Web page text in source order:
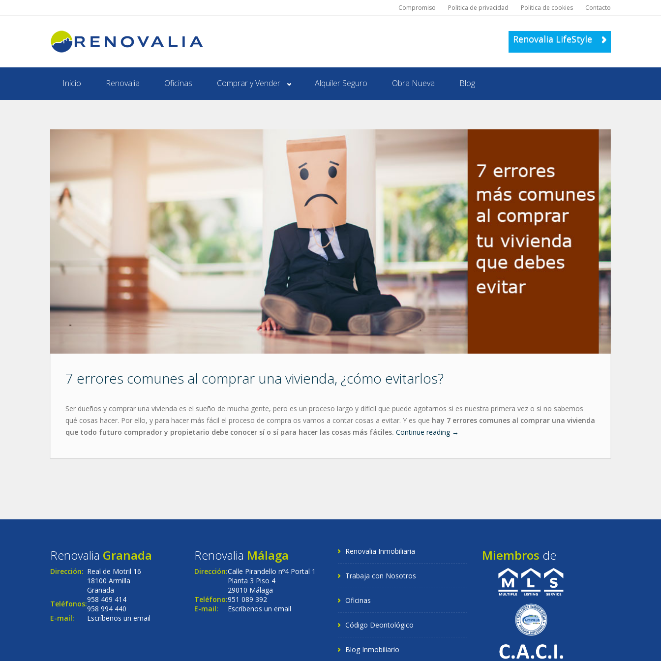
Compromiso Politica de privacidad Politica de cookies Contacto
Renovalia LifeStyle
Inicio Renovalia Oficinas Comprar y Vender Alquiler Seguro Obra Nueva Blog
7 errores comunes al comprar una vivienda, ¿cómo evitarlos?
Ser dueños y comprar una vivienda es el sueño de mucha gente, pero es un proceso largo y difícil que puede agotarnos si es nuestra primera vez o si no sabemos
qué cosas hacer. Por ello, y para hacer más fácil el proceso de compra os vamos a contar cosas a evitar. Y es que hay 7 errores comunes al comprar una vivienda
que todo futuro comprador y propietario debe conocer sí o sí para hacer las cosas más fáciles. Continue reading →
Renovalia Granada
Dirección: Real de Motril 16
18100 Armilla
Granada
Teléfonos:958 469 414
958 994 440
E-mail:
Escríbenos un email
Renovalia Málaga
Dirección:Calle Pirandello nº4 Portal 1
Planta 3 Piso 4
29010 Málaga
Teléfono:951 089 392
E-mail:
Escríbenos un email
Renovalia Inmobiliaria
Trabaja con Nosotros
Oficinas
Código Deontológico
Blog Inmobiliario
Miembros de